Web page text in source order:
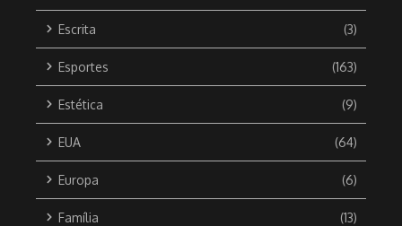
Escrita (3)
Esportes (163)
Estética (9)
EUA (64)
Europa (6)
Família (13)